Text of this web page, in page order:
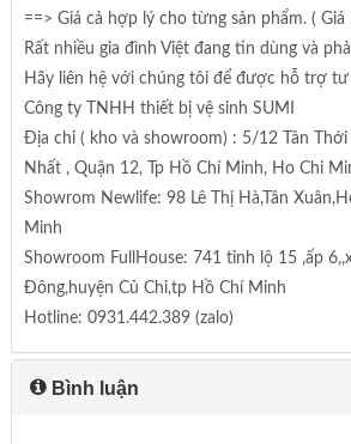
==> Giá cả hợp lý cho từng sản phẩm. ( Giá
Rất nhiều gia đình Việt đang tin dùng và
Hãy liên hệ với chúng tôi để được hỗ trợ
Công ty TNHH thiết bị vệ sinh SUMI
Địa chỉ ( kho và showroom) : 5/12 Tân Thới
Nhất , Quận 12, Tp Hồ Chí Minh, Ho Chi
Showrom Newlife: 98 Lê Thị Hà,Tân
Minh
Showroom FullHouse: 741 tỉnh lộ 15 ,ấp
Đông,huyện Củ Chi,tp Hồ Chí Minh
Hotline: 0931.442.389 (zalo)
Bình luận